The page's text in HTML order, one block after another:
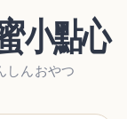
小點心
しんおやつ